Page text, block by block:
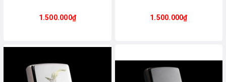
1.500.000₫ 1.500.000₫